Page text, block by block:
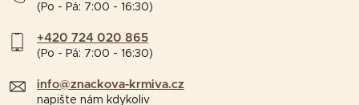
(Po - Pá: 7:00 - 16:30)
+420 724 020 865
(Po - Pá: 7:00 - 16:30)
info@znackova-krmiva.cz
napište nám kdykoliv